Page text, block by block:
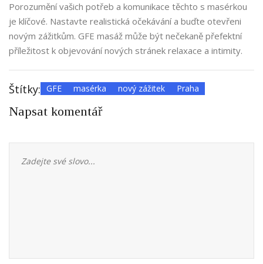
Porozumění vašich potřeb a komunikace těchto s masérkou
je klíčové. Nastavte realistická očekávání a buďte otevřeni
novým zážitkům. GFE masáž může být nečekaně přefektní
příležitost k objevování nových stránek relaxace a intimity.
Štítky: GFE masérka nový zážitek Praha
Napsat komentář